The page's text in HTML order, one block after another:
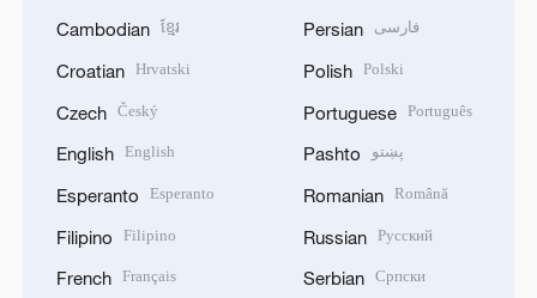
Cambodian ខ្មែរ
Croatian Hrvatski
Czech Český
English English
Esperanto Esperanto
Filipino Filipino
French Français
Persian فارسی
Polish Polski
Portuguese Português
Pashto پښتو
Romanian Română
Russian Русский
Serbian Српски